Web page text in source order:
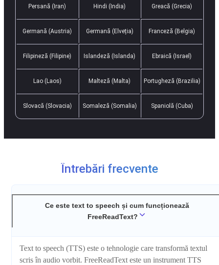
Persană (Iran) Hindi (India) Greacă (Grecia)
Germană (Austria) Germană (Elveția) Franceză (Belgia)
Filipineză (Filipine) Islandeză (Islanda) Ebraică (Israel)
Lao (Laos) Malteză (Malta) Portugheză (Brazilia)
Slovacă (Slovacia) Somaleză (Somalia) Spaniolă (Cuba)
Întrebări frecvente
Ce este text to speech și cum funcționează
FreeReadText?
Text to speech (TTS) este o tehnologie care transformă textul
scris în audio vorbit. FreeReadText este un instrument TTS